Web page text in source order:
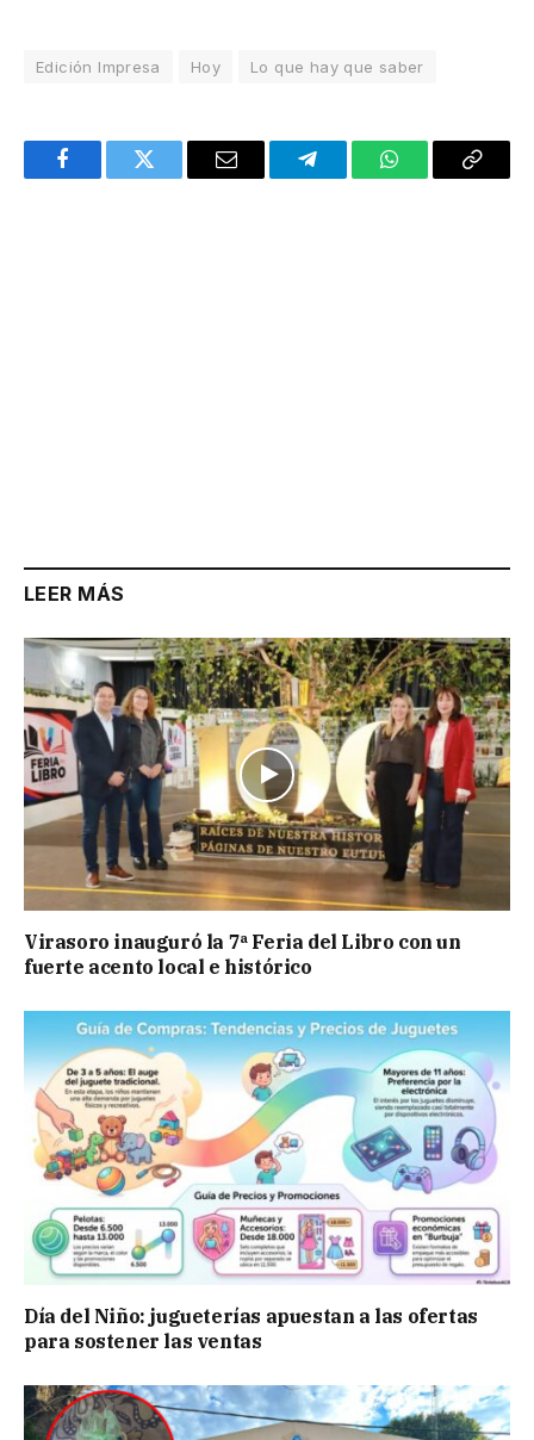
Edición Impresa Hoy Lo que hay que saber
FacebookTwitter Email TelegramWhatsAppCopy
LEER MÁS
Virasoro inauguró la 7ª Feria del Libro con un
fuerte acento local e histórico
Día del Niño: jugueterías apuestan a las ofertas
para sostener las ventas